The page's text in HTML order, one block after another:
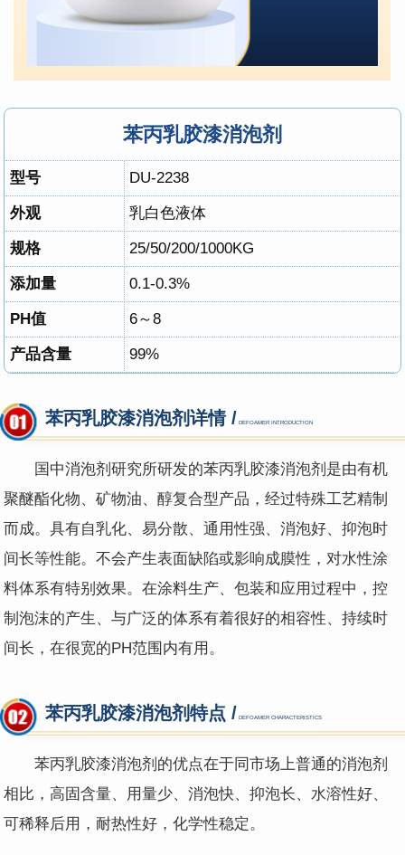
苯丙乳胶漆消泡剂
型号 DU-2238
外观 乳白色液体
规格 25/50/200/1000KG
添加量 0.1-0.3%
PH值 6～8
产品含量 99%
苯丙乳胶漆消泡剂详情 / DEFOAMER INTRODUCTION
国中消泡剂研究所研发的苯丙乳胶漆消泡剂是由有机
聚醚酯化物、矿物油、醇复合型产品，经过特殊工艺精制
而成。具有自乳化、易分散、通用性强、消泡好、抑泡时
间长等性能。不会产生表面缺陷或影响成膜性，对水性涂
料体系有特别效果。在涂料生产、包装和应用过程中，控
制泡沫的产生、与广泛的体系有着很好的相容性、持续时
间长，在很宽的PH范围内有用。
苯丙乳胶漆消泡剂特点 / DEFOAMER CHARACTERISTICS
苯丙乳胶漆消泡剂 的优点在于同市场上普通的消泡剂
相比，高固含量、用量少、消泡快、抑泡长、水溶性好、
可稀释后用，耐热性好，化学性稳定。